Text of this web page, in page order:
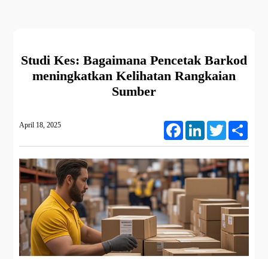
Studi Kes: Bagaimana Pencetak Barkod
meningkatkan Kelihatan Rangkaian
Sumber
April 18, 2025 FacebookLinkedIn Twitter